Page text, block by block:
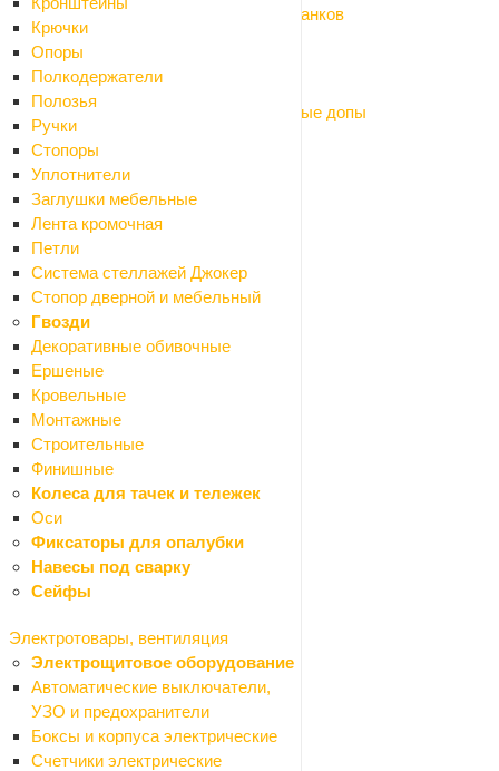
Крючки
Опоры
Полкодержатели
Полозья
Ручки
Стопоры
Уплотнители
Заглушки мебельные
Лента кромочная
Петли
Система стеллажей Джокер
Стопор дверной и мебельный
Гвозди
Декоративные обивочные
Ершеные
Кровельные
Монтажные
Строительные
Финишные
Колеса для тачек и тележек
Оси
Фиксаторы для опалубки
Навесы под сварку
Сейфы
Электротовары, вентиляция
Электрощитовое оборудование
Автоматические выключатели,
УЗО и предохранители
Боксы и корпуса электрические
Счетчики электрические
Оснастка для фрезеров, рубанков и станков
Оснастка для садовых инструментов
Пневмоинструмент
Щетки графит (коллекторные)
Электроды, маски сварочные, сварочные допы
Умный дом
Сантехника
Назад
Сантехника
Аксессуары для ванной
Назад
Аксессуары для ванной
Мыльницы
Бумагодержатели
Карнизы для ванной
Вантузы
Ведра
Вешалки и крючки
Держатели
Дозаторы
Ершики
Кольца для шторок
Наборы для ванной
Панели для ванной
Полки для ванной
Стаканы для зубных щеток
Рамы для ванны
Сиденья для ванной
Шторки для ванной